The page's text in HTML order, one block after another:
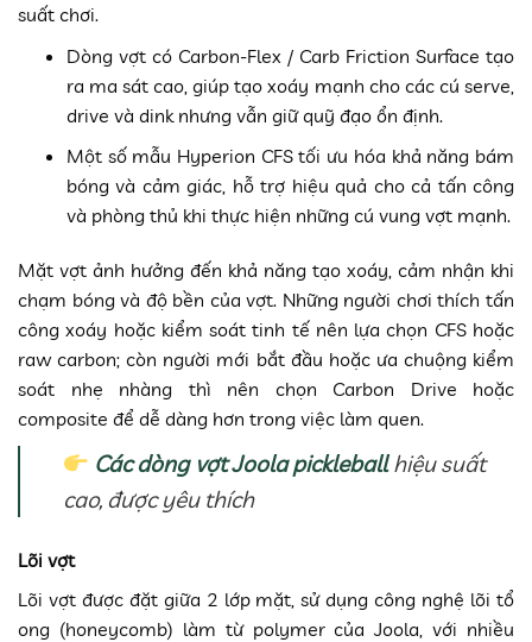
suất chơi.
Dòng vợt có Carbon-Flex / Carb Friction Surface tạo
ra ma sát cao, giúp tạo xoáy mạnh cho các cú serve,
drive và dink nhưng vẫn giữ quỹ đạo ổn định.
Một số mẫu Hyperion CFS tối ưu hóa khả năng bám
bóng và cảm giác, hỗ trợ hiệu quả cho cả tấn công
và phòng thủ khi thực hiện những cú vung vợt mạnh.
Mặt vợt ảnh hưởng đến khả năng tạo xoáy, cảm nhận khi
chạm bóng và độ bền của vợt. Những người chơi thích tấn
công xoáy hoặc kiểm soát tinh tế nên lựa chọn CFS hoặc
raw carbon; còn người mới bắt đầu hoặc ưa chuộng kiểm
soát nhẹ nhàng thì nên chọn Carbon Drive hoặc
composite để dễ dàng hơn trong việc làm quen.
Các dòng vợt Joola pickleballhiệu suất
cao, được yêu thích
Lõi vợt
Lõi vợt được đặt giữa 2 lớp mặt, sử dụng công nghệ lõi tổ
ong (honeycomb) làm từ polymer của Joola, với nhiều